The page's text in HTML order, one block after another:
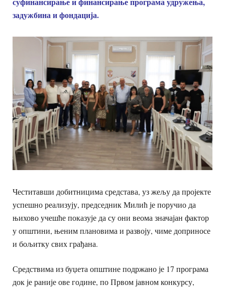
задужбина и фондација.
Честитавши добитницима средстава, уз жељу да пројекте
успешно реализују, председник Милић је поручио да
њихово учешће показује да су они веома значајан фактор
у општини, њеним плановима и развоју, чиме доприносе
и бољитку свих грађана.
Средствима из буџета општине подржано је 17 програма
док је раније ове године, по Првом јавном конкурсу,